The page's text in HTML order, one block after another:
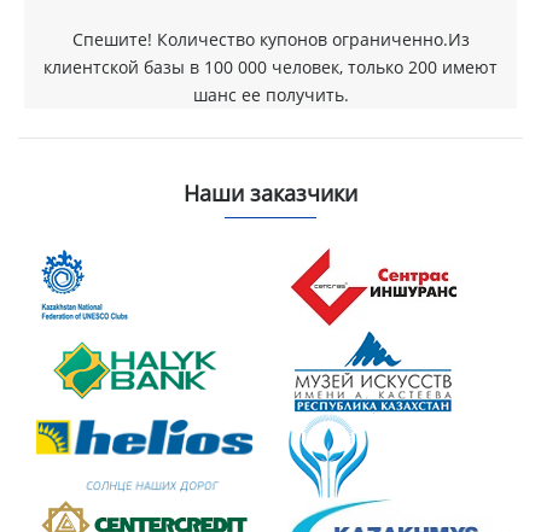
Спешите! Количество купонов ограниченно.Из
клиентской базы в 100 000 человек, только 200 имеют
шанс ее получить.
Наши заказчики